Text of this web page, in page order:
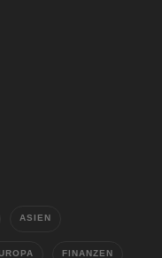
ASIEN
FINANZEN